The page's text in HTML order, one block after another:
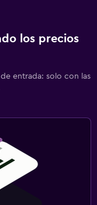
los precios
entrada: solo con las